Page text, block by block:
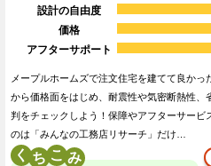
設計の自由度
価格
アフターサポート
メープルホームズで注文住宅を建てて良か
から価格面をはじめ、耐震性や気密断熱性
判をチェックしよう！保障やアフターサービ
のは「みんなの工務店リサーチ」だけ…
く こ